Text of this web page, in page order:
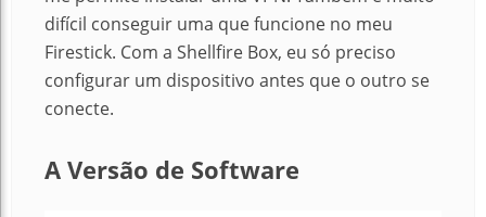
difícil conseguir uma que funcione no meu
Firestick. Com a Shellfire Box, eu só preciso
configurar um dispositivo antes que o outro se
conecte.
A Versão de Software